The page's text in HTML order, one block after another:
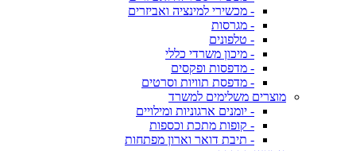
- מכשירי למינציה ואביזרים
- מגרסות
- טלפונים
- מיכון משרדי כללי
- מדפסות ופקסים
- מדפסת תוויות וסרטים
מוצרים משלימים למשרד
- יומנים ארגוניות ומילויים
- קופות מתכת וכספות
- תיבת דואר וארון מפתחות